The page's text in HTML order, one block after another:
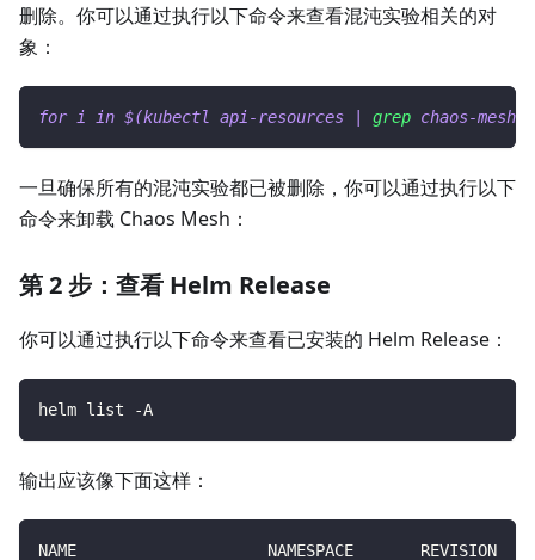
删除。你可以通过执行以下命令来查看混沌实验相关的对
象：
for i in $(kubectl api-resources grep chaos-mesh
一旦确保所有的混沌实验都已被删除，你可以通过执行以下
命令来卸载 Chaos Mesh：
第 2 步：查看 Helm Release
你可以通过执行以下命令来查看已安装的 Helm Release：
helm list -A
输出应该像下面这样：
NAME                    NAMESPACE